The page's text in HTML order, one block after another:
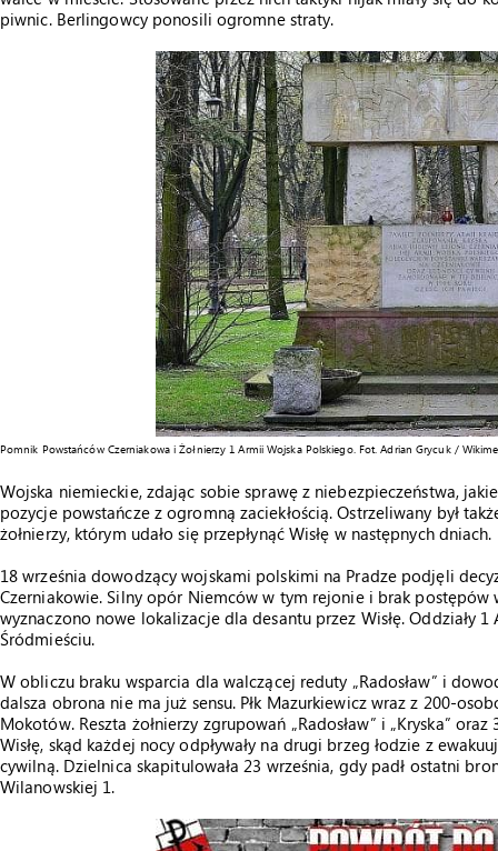
piwnic. Berlingowcy ponosili ogromne straty.
Pomnik Powstańców Czerniakowa i Żołnierzy 1 Armii Wojska Polskiego. Fot. Adrian Grycuk /
Wojska niemieckie, zdając sobie sprawę z niebezpieczeństwa,
pozycje powstańcze z ogromną zaciekłością. Ostrzeliwany był
żołnierzy, którym udało się przepłynąć Wisłę w następnych dniach.
18 września dowodzący wojskami polskimi na Pradze podjęli
Czerniakowie. Silny opór Niemców w tym rejonie i brak postępów
wyznaczono nowe lokalizacje dla desantu przez Wisłę. Oddziały
Śródmieściu.
W obliczu braku wsparcia dla walczącej reduty „Radosław” i
dalsza obrona nie ma już sensu. Płk Mazurkiewicz wraz z 200-
Mokotów. Reszta żołnierzy zgrupowań „Radosław” i „Kryska”
Wisłę, skąd każdej nocy odpływały na drugi brzeg łodzie z
cywilną. Dzielnica skapitulowała 23 września, gdy padł ostatni
Wilanowskiej 1.